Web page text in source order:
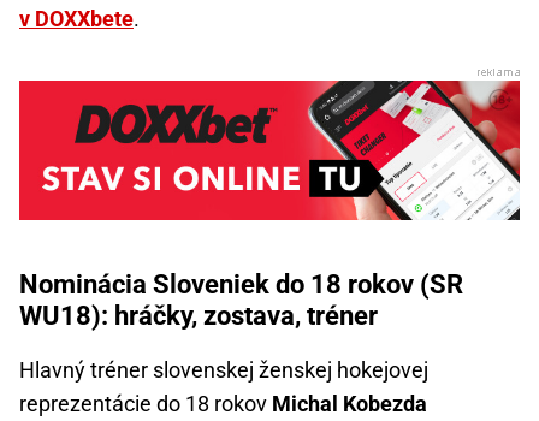
v DOXXbete.
Nominácia Sloveniek do 18 rokov (SR
WU18): hráčky, zostava, tréner
Hlavný tréner slovenskej ženskej hokejovej
reprezentácie do 18 rokov Michal Kobezda